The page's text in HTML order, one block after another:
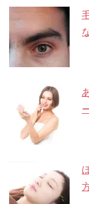
ド
き
ま
す
)
さ
い
新
し
い
ウ
開
き
ま